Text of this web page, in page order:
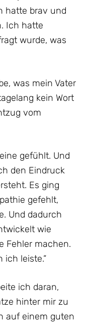
hatte brav und
Ich hatte
wurde, was
was mein Vater
kein Wort
vom
gefühlt. Und
den Eindruck
Es ging
gefehlt,
Und dadurch
wie
Fehler machen.
ich leiste.“
ich daran,
hinter mir zu
auf einem guten